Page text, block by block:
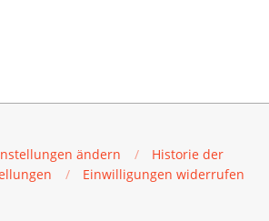
ändern
Historie der
Einwilligungen widerrufen